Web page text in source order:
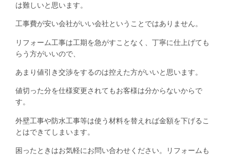
は難しいと思います。
工事費が安い会社がいい会社ということではありません。
リフォーム工事は工期を急がすことなく、丁寧に仕上げても
らう方がいいので、
あまり値引き交渉をするのは控えた方がいいと思います。
値切った分を仕様変更されてもお客様は分からないからで
す。
外壁工事や防水工事等は使う材料を替えれば金額を下げるこ
とはできてしまいます。
困ったときはお気軽にお問い合わせください。リフォームも